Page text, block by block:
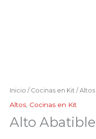
Inicio / Cocinas en Kit / Altos
Altos, Cocinas en Kit
Alto Abatible